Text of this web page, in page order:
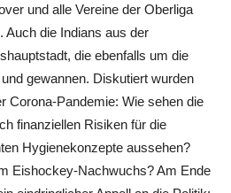
und alle Vereine der Oberliga
Auch die Indians aus der
die ebenfalls um die
gewannen. Diskutiert wurden
Corona-Pandemie: Wie sehen die
finanziellen Risiken für die
Hygienekonzepte aussehen?
Eishockey-Nachwuchs? Am Ende